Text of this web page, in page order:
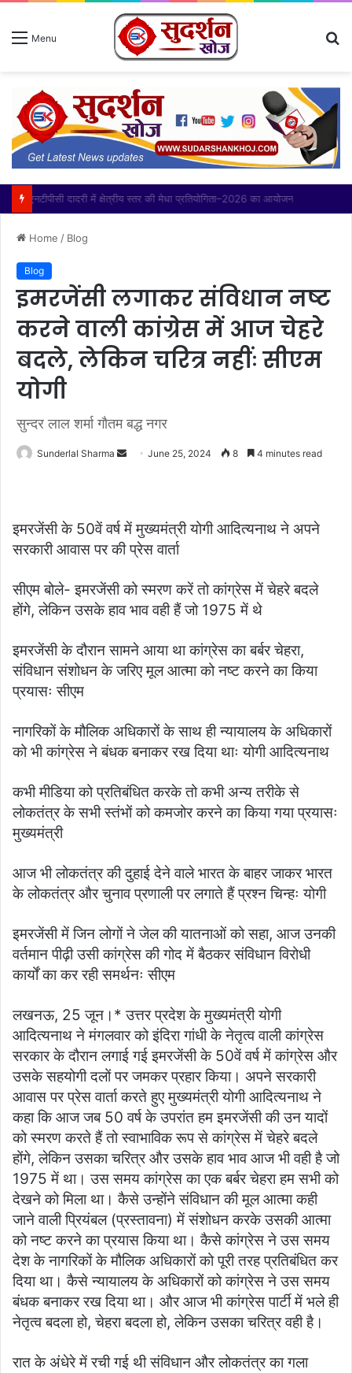
Menu
Home / Blog
Blog
इमरजेंसी लगाकर संविधान नष्ट
करने वाली कांग्रेस में आज चेहरे
बदले, लेकिन चरित्र नहींः सीएम
योगी
सुन्दर लाल शर्मा गौतम बद्ध नगर
Sunderlal Sharma
SendJune 25, 2024 8 4 minutes read
इमरजेंसी के 50वें वर्ष में मुख्यमंत्री योगी आदित्यनाथ ने अपने
सरकारी आवास पर की प्रेस वार्ता
सीएम बोले- इमरजेंसी को स्मरण करें तो कांग्रेस में चेहरे बदले
होंगे, लेकिन उसके हाव भाव वही हैं जो 1975 में थे
इमरजेंसी के दौरान सामने आया था कांग्रेस का बर्बर चेहरा,
संविधान संशोधन के जरिए मूल आत्मा को नष्ट करने का किया
प्रयासः सीएम
नागरिकों के मौलिक अधिकारों के साथ ही न्यायालय के अधिकारों
को भी कांग्रेस ने बंधक बनाकर रख दिया थाः योगी आदित्यनाथ
कभी मीडिया को प्रतिबंधित करके तो कभी अन्य तरीके से
लोकतंत्र के सभी स्तंभों को कमजोर करने का किया गया प्रयासः
मुख्यमंत्री
आज भी लोकतंत्र की दुहाई देने वाले भारत के बाहर जाकर भारत
के लोकतंत्र और चुनाव प्रणाली पर लगाते हैं प्रश्न चिन्हः योगी
इमरजेंसी में जिन लोगों ने जेल की यातनाओं को सहा, आज उनकी
वर्तमान पीढ़ी उसी कांग्रेस की गोद में बैठकर संविधान विरोधी
कार्यों का कर रही समर्थनः सीएम
लखनऊ, 25 जून।* उत्तर प्रदेश के मुख्यमंत्री योगी
आदित्यनाथ ने मंगलवार को इंदिरा गांधी के नेतृत्व वाली कांग्रेस
सरकार के दौरान लगाई गई इमरजेंसी के 50वें वर्ष में कांग्रेस और
उसके सहयोगी दलों पर जमकर प्रहार किया। अपने सरकारी
आवास पर प्रेस वार्ता करते हुए मुख्यमंत्री योगी आदित्यनाथ ने
कहा कि आज जब 50 वर्ष के उपरांत हम इमरजेंसी की उन यादों
को स्मरण करते हैं तो स्वाभाविक रूप से कांग्रेस में चेहरे बदले
होंगे, लेकिन उसका चरित्र और उसके हाव भाव आज भी वही है जो
1975 में था। उस समय कांग्रेस का एक बर्बर चेहरा हम सभी को
देखने को मिला था। कैसे उन्होंने संविधान की मूल आत्मा कही
जाने वाली प्रियंबल (प्रस्तावना) में संशोधन करके उसकी आत्मा
को नष्ट करने का प्रयास किया था। कैसे कांग्रेस ने उस समय
देश के नागरिकों के मौलिक अधिकारों को पूरी तरह प्रतिबंधित कर
दिया था। कैसे न्यायालय के अधिकारों को कांग्रेस ने उस समय
बंधक बनाकर रख दिया था। और आज भी कांग्रेस पार्टी में भले ही
नेतृत्व बदला हो, चेहरा बदला हो, लेकिन उसका चरित्र वही है।
रात के अंधेरे में रची गई थी संविधान और लोकतंत्र का गला